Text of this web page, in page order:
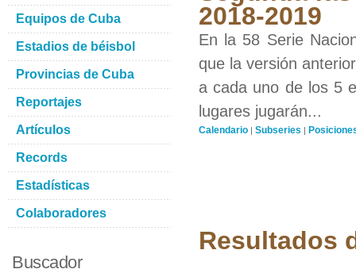
2018-2019
En la 58 Serie
que la versión
a cada uno de los 5
lugares jugarán...
Calendario | Subseries |
Resultados
Equipos de Cuba
Estadios de béisbol
Provincias de Cuba
Reportajes
Artículos
Records
Estadísticas
Colaboradores
Buscador